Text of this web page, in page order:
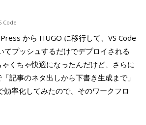
Code
から HUGO に移行して、VS Code
てプッシュするだけでデプロイされる
くちゃ快適になったんだけど、さらに
記事のネタ出しから下書き生成まで」
効率化してみたので、そのワークフロ